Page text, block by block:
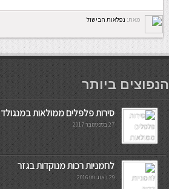
מאת: נפלאות הבישול
мостбет кг
הנפוצים ביותר
סירות פלפלים ממולאות במנגולד
27 בספטמבר 2017
לחמניות רכות מנוקדות בגזר
29 באוגוסט 2016